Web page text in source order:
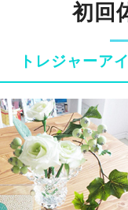
初回
トレジャーア